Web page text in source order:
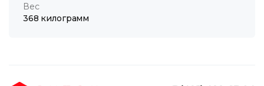
Вес
368 килограмм